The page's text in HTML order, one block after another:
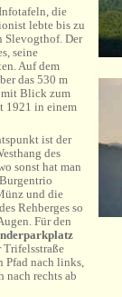
die
lebte bis zu
Slevogthof. Der
seine
Auf dem
das 530 m
mit Blick zum
1921 in einem
ist der
des
sonst hat man
und die
Rehberges so
Für den
Trifelsstraße
Pfad nach links,
nach rechts ab